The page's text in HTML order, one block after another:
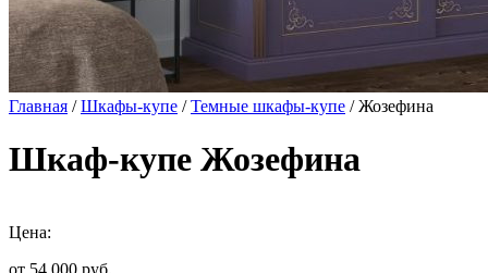
Главная /Шкафы-купе /Темные шкафы-купе / Жозефина
Шкаф-купе Жозефина
Цена:
от 54 000 руб.